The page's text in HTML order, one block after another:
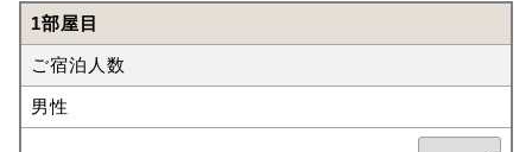
1部屋目
ご宿泊人数
男性